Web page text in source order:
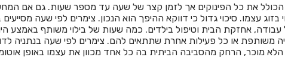
הכולל את כל הפינוקים אך לזמן קצר של שעה עד מספר שעות. גם אם
עצמו. סיכוי גדול כי דווקא ההיפך הוא הנכון. צימרים לפי שעה
אחזקת הבית וטיפול בילדים. כמה שעות של בילוי משותף באמצע
משותפת או כל פעילות אחרת שתתאים להם. צימרים לפי שעה בנתניה
מוכר, הרחק מהסביבה הביתית בה כל אחד מכוון את עצמו באופן